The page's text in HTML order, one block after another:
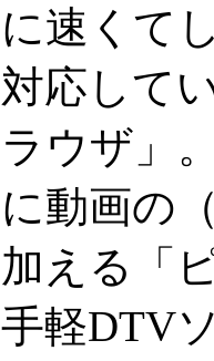
に速くて
対応して
ラウザ」
に動画の
加える「
手軽DTV